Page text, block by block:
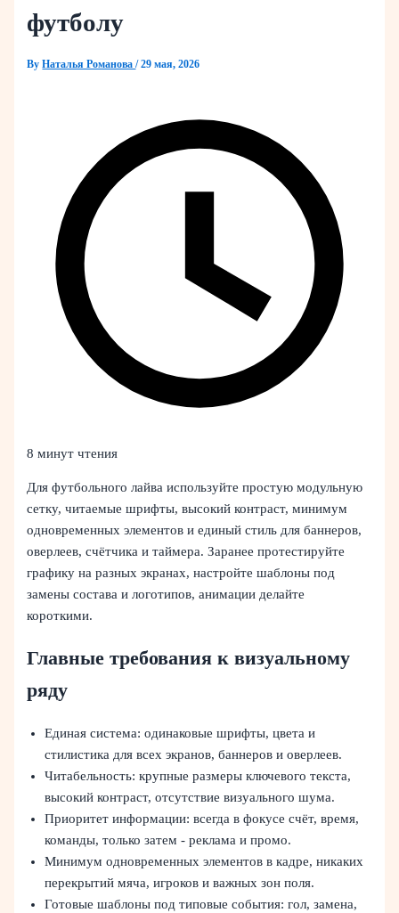
футболу
ByНаталья Романова/29 мая, 2026
8 минут чтения
Для футбольного лайва используйте простую модульную
сетку, читаемые шрифты, высокий контраст, минимум
одновременных элементов и единый стиль для баннеров,
оверлеев, счётчика и таймера. Заранее протестируйте
графику на разных экранах, настройте шаблоны под
замены состава и логотипов, анимации делайте
короткими.
Главные требования к визуальному
ряду
Единая система: одинаковые шрифты, цвета и
стилистика для всех экранов, баннеров и оверлеев.
Читабельность: крупные размеры ключевого текста,
высокий контраст, отсутствие визуального шума.
Приоритет информации: всегда в фокусе счёт, время,
команды, только затем - реклама и промо.
Минимум одновременных элементов в кадре, никаких
перекрытий мяча, игроков и важных зон поля.
Готовые шаблоны под типовые события: гол, замена,